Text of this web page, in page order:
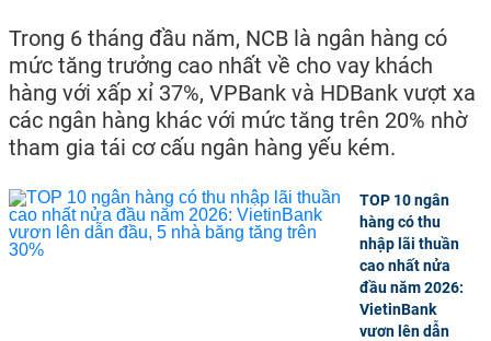
Trong 6 tháng đầu năm, NCB là ngân hàng có
mức tăng trưởng cao nhất về cho vay khách
hàng với xấp xỉ 37%, VPBank và HDBank vượt xa
các ngân hàng khác với mức tăng trên 20% nhờ
tham gia tái cơ cấu ngân hàng yếu kém.
TOP 10 ngân
hàng có thu
nhập lãi thuần
cao nhất nửa
đầu năm 2026:
VietinBank
vươn lên dẫn